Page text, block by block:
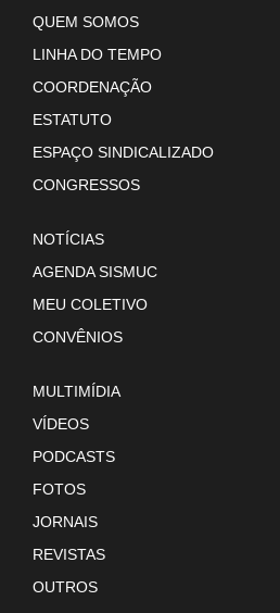
QUEM SOMOS
LINHA DO TEMPO
COORDENAÇÃO
ESTATUTO
ESPAÇO SINDICALIZADO
CONGRESSOS
NOTÍCIAS
AGENDA SISMUC
MEU COLETIVO
CONVÊNIOS
MULTIMÍDIA
VÍDEOS
PODCASTS
FOTOS
JORNAIS
REVISTAS
OUTROS